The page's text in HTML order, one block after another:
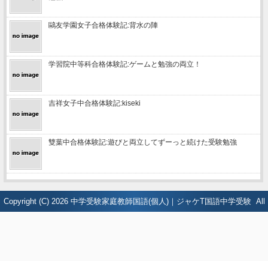
鷗友学園女子合格体験記:背水の陣
学習院中等科合格体験記:ゲームと勉強の両立！
吉祥女子中合格体験記:kiseki
雙葉中合格体験記:遊びと両立してずーっと続けた受験勉強
Copyright (C) 2026 中学受験家庭教師国語(個人)｜ジャケT国語中学受験All